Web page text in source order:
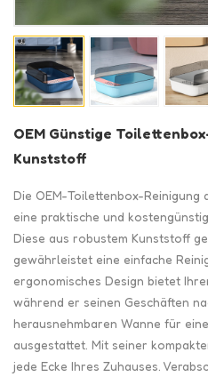
OEM Günstige
Kunststoff
Die OEM-Toilettenbox-
eine praktische und
Diese aus robustem Kunststoff
gewährleistet eine einfache
ergonomisches Design bietet
während er seinen Geschäften
herausnehmbaren Wanne für
ausgestattet. Mit seiner
jede Ecke Ihres Zuhauses.